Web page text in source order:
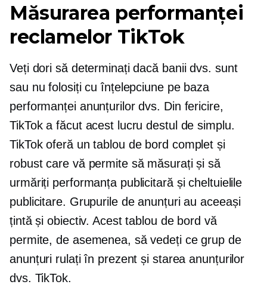
Măsurarea performanței
reclamelor TikTok
Veți dori să determinați dacă banii dvs. sunt
sau nu folosiți cu înțelepciune pe baza
performanței anunțurilor dvs. Din fericire,
TikTok a făcut acest lucru destul de simplu.
TikTok oferă un tablou de bord complet și
robust care vă permite să măsurați și să
urmăriți performanța publicitară și cheltuielile
publicitare. Grupurile de anunțuri au aceeași
țintă și obiectiv. Acest tablou de bord vă
permite, de asemenea, să vedeți ce grup de
anunțuri rulați în prezent și starea anunțurilor
dvs. TikTok.